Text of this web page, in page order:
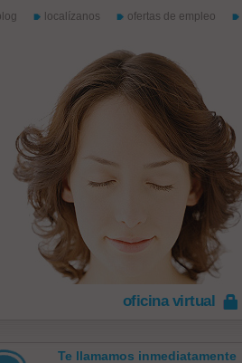
localízanos ofertas de empleo
oficina virtual
Te llamamos inmediatamente